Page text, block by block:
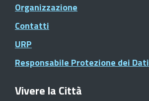
Organizzazione
Contatti
URP
Responsabile Protezione dei Dati
Vivere la Città